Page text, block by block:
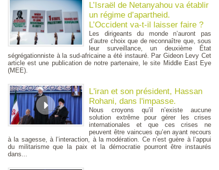
L’Israël de Netanyahou va établir
un régime d’apartheid.
L’Occident va-t-il laisser faire ?
Les dirigeants du monde n’auront pas
d’autre choix que de reconnaître que, sous
leur surveillance, un deuxième État
ségrégationniste à la sud-africaine a été instauré. Par Gideon Levy Cet
article est une publication de notre partenaire, le site Middle East Eye
(MEE).
L'iran et son président, Hassan
Rohani, dans l'impasse.
Nous croyons qu’il n’existe aucune
solution extrême pour gérer les crises
internationales et que ces crises ne
peuvent être vaincues qu’en ayant recours
à la sagesse, à l’interaction, à la modération. Ce n’est guère à l’appui
du militarisme que la paix et la démocratie pourront être instaurés
dans...